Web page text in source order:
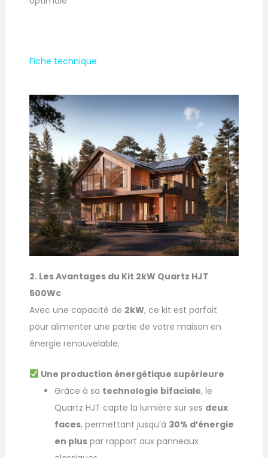
Fiche technique
2. Les Avantages du Kit 2kW Quartz HJT
500Wc
Avec une capacité de 2kW, ce kit est parfait
pour alimenter une partie de votre maison en
énergie renouvelable.
Une production énergétique supérieure
Grâce à sa technologie bifaciale, le
Quartz HJT capte la lumière sur ses deux
faces, permettant jusqu’à 30% d’énergie
en plus par rapport aux panneaux